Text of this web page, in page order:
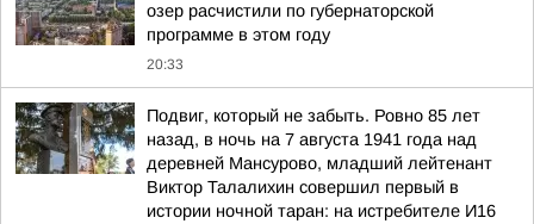
озер расчистили по губернаторской
программе в этом году
20:33
Подвиг, который не забыть. Ровно 85 лет
назад, в ночь на 7 августа 1941 года над
деревней Мансурово, младший лейтенант
Виктор Талалихин совершил первый в
истории ночной таран: на истребителе И16